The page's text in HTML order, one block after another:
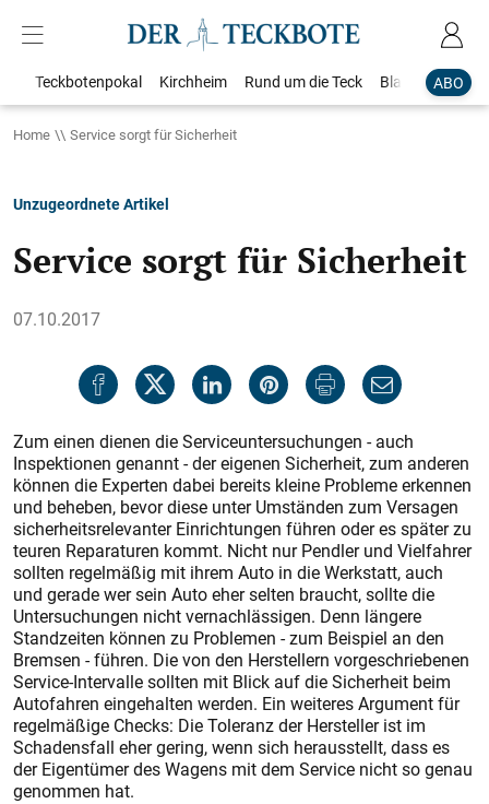
ABO
Teckbotenpokal Kirchheim Rund um die Teck Blaulicht
Home Service sorgt für Sicherheit
Unzugeordnete Artikel
Service sorgt für Sicherheit
07.10.2017
Zum einen dienen die Serviceuntersuchungen - auch
Inspektionen genannt - der eigenen Sicherheit, zum anderen
können die Experten dabei bereits kleine Probleme erkennen
und beheben, bevor diese unter Umständen zum Versagen
sicherheitsrelevanter Einrichtungen führen oder es später zu
teuren Reparaturen kommt. Nicht nur Pendler und Vielfahrer
sollten regelmäßig mit ihrem Auto in die Werkstatt, auch
und gerade wer sein Auto eher selten braucht, sollte die
Untersuchungen nicht vernachlässigen. Denn längere
Standzeiten können zu Problemen - zum Beispiel an den
Bremsen - führen. Die von den Herstellern vorgeschriebenen
Service-Intervalle sollten mit Blick auf die Sicherheit beim
Autofahren eingehalten werden. Ein weiteres Argument für
regelmäßige Checks: Die Toleranz der Hersteller ist im
Schadensfall eher gering, wenn sich herausstellt, dass es
der Eigentümer des Wagens mit dem Service nicht so genau
genommen hat.